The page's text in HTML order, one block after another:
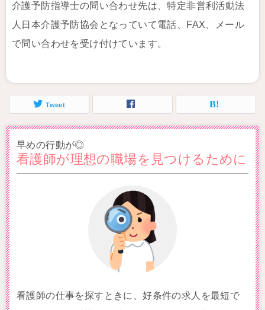
介護予防指導士の問い合わせ先は、特定非営利活動法
人日本介護予防協会となっていて電話、FAX、メール
で問い合わせを受け付けています。
Tweet
早めの行動が◎
看護師が理想の職場を見つけるために
看護師の仕事を探すときに、好条件の求人を最短で